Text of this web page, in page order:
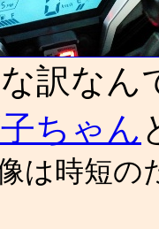
訳なん
ちゃん
は時短の